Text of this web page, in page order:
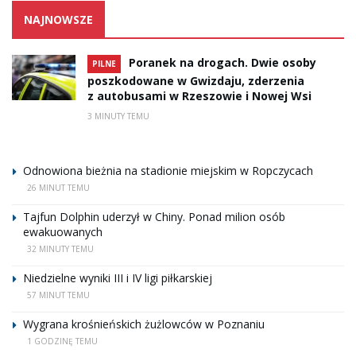
NAJNOWSZE
PILNE
Poranek na drogach. Dwie osoby
poszkodowane w Gwizdaju, zderzenia
z autobusami w Rzeszowie i Nowej Wsi
3 MINUTY TEMU
Odnowiona bieżnia na stadionie miejskim w Ropczycach
26 MINUT TEMU
Tajfun Dolphin uderzył w Chiny. Ponad milion osób
ewakuowanych
32 MINUTY TEMU
Niedzielne wyniki III i IV ligi piłkarskiej
57 MINUT TEMU
Wygrana krośnieńskich żużlowców w Poznaniu
1 GODZINĘ TEMU